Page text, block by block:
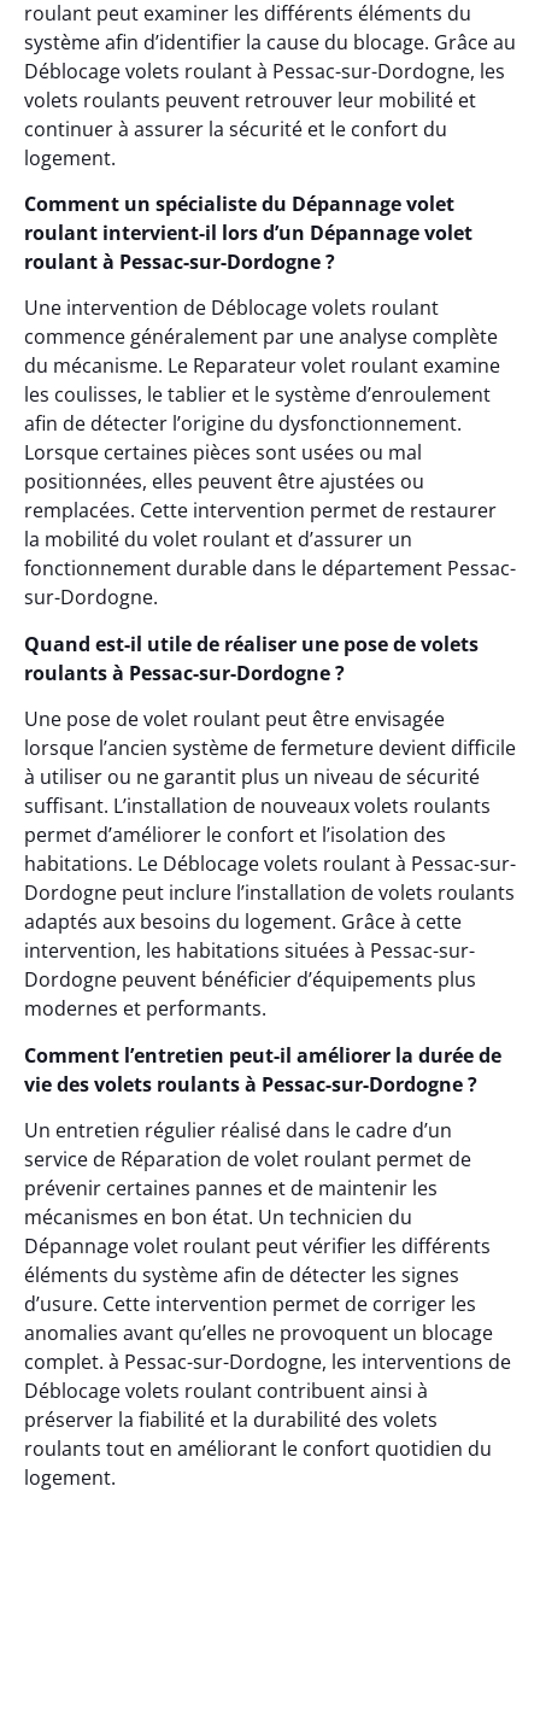
roulant peut examiner les différents éléments du
système afin d’identifier la cause du blocage. Grâce au
Déblocage volets roulant à Pessac-sur-Dordogne, les
volets roulants peuvent retrouver leur mobilité et
continuer à assurer la sécurité et le confort du
logement.
Comment un spécialiste du Dépannage volet
roulant intervient-il lors d’un Dépannage volet
roulant à Pessac-sur-Dordogne ?
Une intervention de Déblocage volets roulant
commence généralement par une analyse complète
du mécanisme. Le Reparateur volet roulant examine
les coulisses, le tablier et le système d’enroulement
afin de détecter l’origine du dysfonctionnement.
Lorsque certaines pièces sont usées ou mal
positionnées, elles peuvent être ajustées ou
remplacées. Cette intervention permet de restaurer
la mobilité du volet roulant et d’assurer un
fonctionnement durable dans le département Pessac-
sur-Dordogne.
Quand est-il utile de réaliser une pose de volets
roulants à Pessac-sur-Dordogne ?
Une pose de volet roulant peut être envisagée
lorsque l’ancien système de fermeture devient difficile
à utiliser ou ne garantit plus un niveau de sécurité
suffisant. L’installation de nouveaux volets roulants
permet d’améliorer le confort et l’isolation des
habitations. Le Déblocage volets roulant à Pessac-sur-
Dordogne peut inclure l’installation de volets roulants
adaptés aux besoins du logement. Grâce à cette
intervention, les habitations situées à Pessac-sur-
Dordogne peuvent bénéficier d’équipements plus
modernes et performants.
Comment l’entretien peut-il améliorer la durée de
vie des volets roulants à Pessac-sur-Dordogne ?
Un entretien régulier réalisé dans le cadre d’un
service de Réparation de volet roulant permet de
prévenir certaines pannes et de maintenir les
mécanismes en bon état. Un technicien du
Dépannage volet roulant peut vérifier les différents
éléments du système afin de détecter les signes
d’usure. Cette intervention permet de corriger les
anomalies avant qu’elles ne provoquent un blocage
complet. à Pessac-sur-Dordogne, les interventions de
Déblocage volets roulant contribuent ainsi à
préserver la fiabilité et la durabilité des volets
roulants tout en améliorant le confort quotidien du
logement.